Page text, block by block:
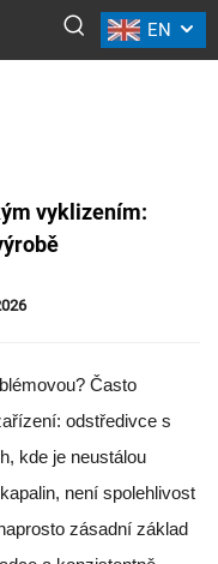
EN
vyklizením:
Často
odstředivce s
kde je neustálou
není spolehlivost
zásadní základ